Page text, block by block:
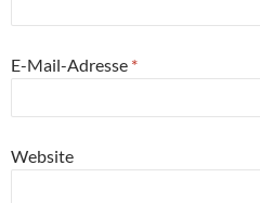
E-Mail-Adresse *
Website